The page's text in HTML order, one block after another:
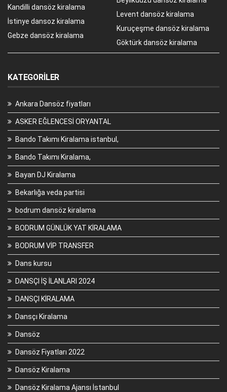
Kandilli dansöz kiralama
İstinye dansoz kiralama
Gebze dansöz kiralama
Levent dansöz kiralama
Kuruçeşme dansöz kiralama
Göktürk dansöz kiralama
KATEGORILER
Ankara Dansöz fiyatları
ASKER EĞLENCESİ ORYANTAL
Bando Takımı Kiralama istanbul,
Bando Takımı Kiralama,
Bayan DJ Kiralama
Bekarlığa veda partisi
bodrum dansöz kiralama
BODRUM GÜNLÜK YAT KİRALAMA
BODRUM VİP TRANSFER
Dans kursu
DANSÇI İŞ İLANLARI 2024
DANSÇI KİRALAMA
Dansçı Kiralama
Dansöz
Dansöz Fiyatları 2022
Dansöz Kiralama
Dansöz Kiralama Ajansı İstanbul